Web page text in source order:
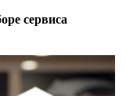
сервиса